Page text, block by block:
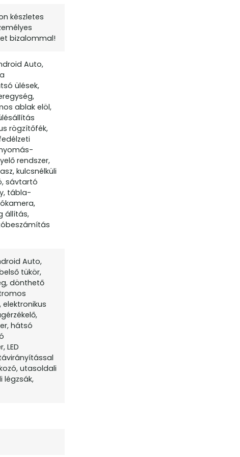
készletes
bizalommal!
Auto,
ülések,
ablak elöl,
rögzítőfék,
rendszer,
kulcsnélküli
sávtartó
tábla-
állítás,
Auto,
tükör,
dönthető
hátsó
LED
utasoldali
légzsák,